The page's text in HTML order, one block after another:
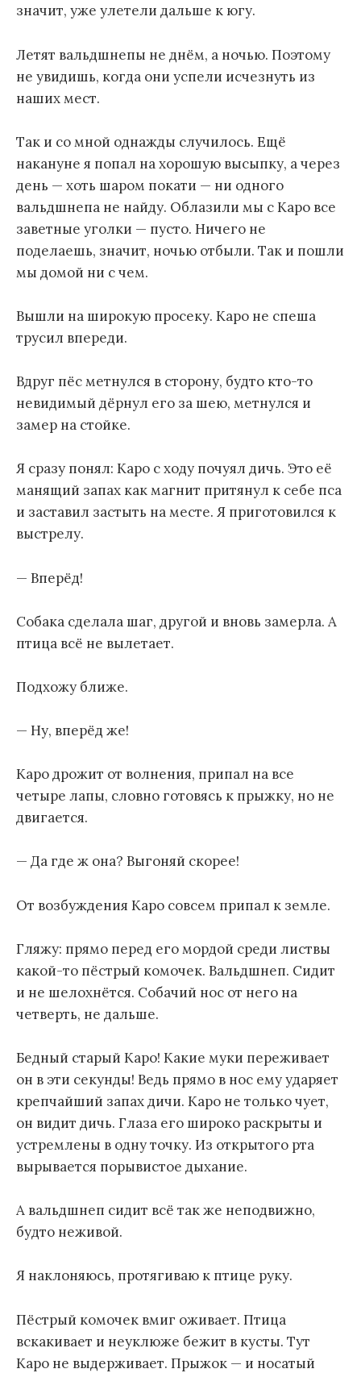
значит, уже улетели дальше к югу.
Летят вальдшнепы не днём, а ночью. Поэтому
не увидишь, когда они успели исчезнуть из
наших мест.
Так и со мной однажды случилось. Ещё
накануне я попал на хорошую высыпку, а через
день — хоть шаром покати — ни одного
вальдшнепа не найду. Облазили мы с Каро все
заветные уголки — пусто. Ничего не
поделаешь, значит, ночью отбыли. Так и пошли
мы домой ни с чем.
Вышли на широкую просеку. Каро не спеша
трусил впереди.
Вдруг пёс метнулся в сторону, будто кто-то
невидимый дёрнул его за шею, метнулся и
замер на стойке.
Я сразу понял: Каро с ходу почуял дичь. Это её
манящий запах как магнит притянул к себе пса
и заставил застыть на месте. Я приготовился к
выстрелу.
— Вперёд!
Собака сделала шаг, другой и вновь замерла. А
птица всё не вылетает.
Подхожу ближе.
— Ну, вперёд же!
Каро дрожит от волнения, припал на все
четыре лапы, словно готовясь к прыжку, но не
двигается.
— Да где ж она? Выгоняй скорее!
От возбуждения Каро совсем припал к земле.
Гляжу: прямо перед его мордой среди листвы
какой-то пёстрый комочек. Вальдшнеп. Сидит
и не шелохнётся. Собачий нос от него на
четверть, не дальше.
Бедный старый Каро! Какие муки переживает
он в эти секунды! Ведь прямо в нос ему ударяет
крепчайший запах дичи. Каро не только чует,
он видит дичь. Глаза его широко раскрыты и
устремлены в одну точку. Из открытого рта
вырывается порывистое дыхание.
А вальдшнеп сидит всё так же неподвижно,
будто неживой.
Я наклоняюсь, протягиваю к птице руку.
Пёстрый комочек вмиг оживает. Птица
вскакивает и неуклюже бежит в кусты. Тут
Каро не выдерживает. Прыжок — и носатый